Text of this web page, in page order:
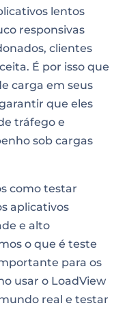
lentos
responsivas
clientes
É por isso que
carga em seus
que eles
tráfego e
sob cargas
como testar
aplicativos
e alto
o que é teste
para os
usar o LoadView
real e testar